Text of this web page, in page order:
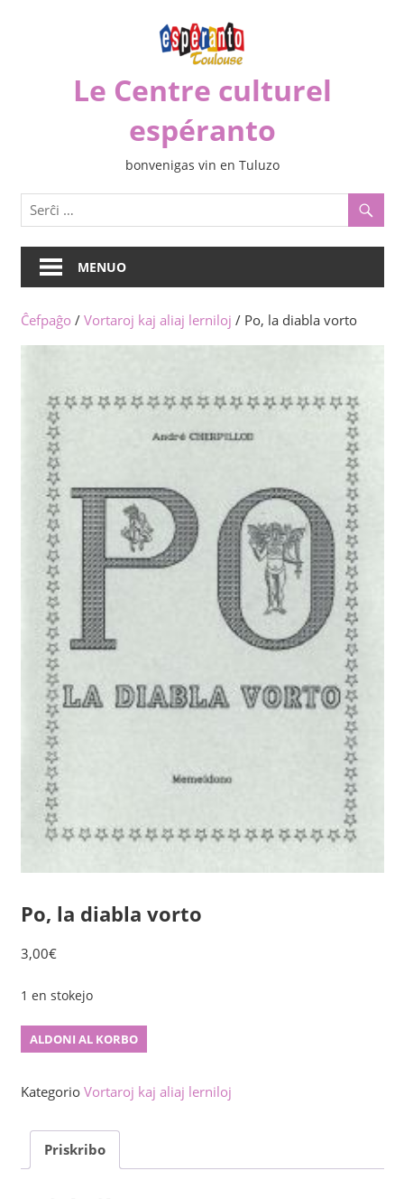
Le Centre culturel
espéranto
bonvenigas vin en Tuluzo
MENUO
Ĉefpaĝo / Vortaroj kaj aliaj lerniloj / Po, la diabla vorto
Po, la diabla vorto
3,00€
1 en stokejo
Po,
diabla
kvanto
ALDONI AL KORBO
Kategorio Vortaroj kaj aliaj lerniloj
Priskribo